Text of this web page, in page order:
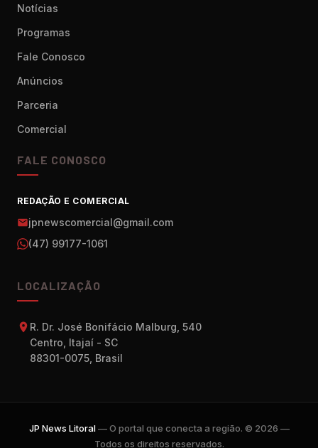
Notícias
Programas
Fale Conosco
Anúncios
Parceria
Comercial
FALE CONOSCO
REDAÇÃO E COMERCIAL
jpnewscomercial@gmail.com
(47) 99177-1061
LOCALIZAÇÃO
R. Dr. José Bonifácio Malburg, 540
Centro, Itajaí - SC
88301-0075, Brasil
JP News Litoral— O portal que conecta a região. © 2026 —
Todos os direitos reservados.